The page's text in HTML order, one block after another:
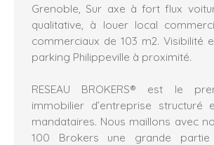
Grenoble, Sur axe à fort flux
qualitative, à louer local
commerciaux de 103 m2. Visibilité
parking Philippeville à proximité.
RESEAU BROKERS® est le
immobilier d’entreprise structuré
mandataires. Nous maillons avec
100 Brokers une grande